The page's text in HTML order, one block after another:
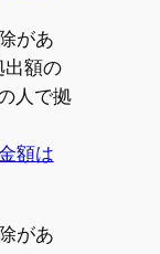
があ
出額の
人で拠
額は
があ